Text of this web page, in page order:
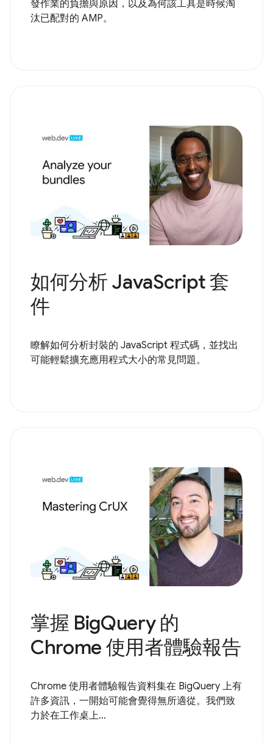
發作業的負擔與原因，以及為何該工具是時候淘
汰已配對的 AMP。
如何分析 JavaScript 套
件
瞭解如何分析封裝的 JavaScript 程式碼，並找出
可能輕鬆擴充應用程式大小的常見問題。
掌握 BigQuery 的
Chrome 使用者體驗報告
Chrome 使用者體驗報告資料集在 BigQuery 上有
許多資訊，一開始可能會覺得無所適從。我們致
力於在工作桌上...